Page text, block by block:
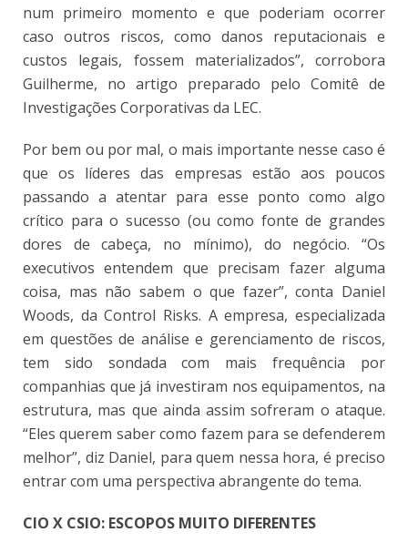
num primeiro momento e que poderiam ocorrer
caso outros riscos, como danos reputacionais e
custos legais, fossem materializados”, corrobora
Guilherme, no artigo preparado pelo Comitê de
Investigações Corporativas da LEC.
Por bem ou por mal, o mais importante nesse caso é
que os líderes das empresas estão aos poucos
passando a atentar para esse ponto como algo
crítico para o sucesso (ou como fonte de grandes
dores de cabeça, no mínimo), do negócio. “Os
executivos entendem que precisam fazer alguma
coisa, mas não sabem o que fazer”, conta Daniel
Woods, da Control Risks. A empresa, especializada
em questões de análise e gerenciamento de riscos,
tem sido sondada com mais frequência por
companhias que já investiram nos equipamentos, na
estrutura, mas que ainda assim sofreram o ataque.
“Eles querem saber como fazem para se defenderem
melhor”, diz Daniel, para quem nessa hora, é preciso
entrar com uma perspectiva abrangente do tema.
CIO X CSIO: ESCOPOS MUITO DIFERENTES